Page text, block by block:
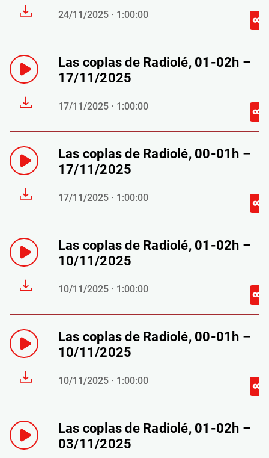
24/11/2025 · 1:00:00
Las coplas de Radiolé, 01-02h –
17/11/2025
17/11/2025 · 1:00:00
Las coplas de Radiolé, 00-01h –
17/11/2025
17/11/2025 · 1:00:00
Las coplas de Radiolé, 01-02h –
10/11/2025
10/11/2025 · 1:00:00
Las coplas de Radiolé, 00-01h –
10/11/2025
10/11/2025 · 1:00:00
Las coplas de Radiolé, 01-02h –
03/11/2025